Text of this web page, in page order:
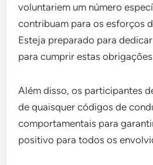
voluntariem um número
contribuam para os esforços
Esteja preparado para
para cumprir estas
Além disso, os participantes
de quaisquer códigos de
comportamentais para
positivo para todos os